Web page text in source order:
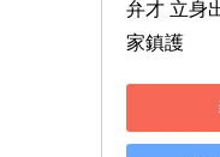
弁才 立身
家鎮護